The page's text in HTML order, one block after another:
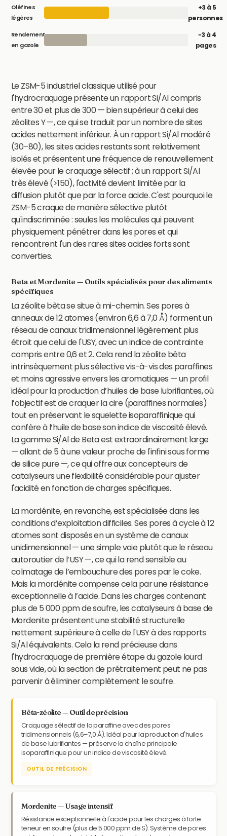
Oléfines
légères
+3 à 5
personnes
Rendement
en gazole
−3 à 4
pages
Le ZSM-5 industriel classique utilisé pour
l'hydrocraquage présente un rapport Si/Al compris
entre 30 et plus de 300 — bien supérieur à celui des
zéolites Y —, ce qui se traduit par un nombre de sites
acides nettement inférieur. À un rapport Si/Al modéré
(30–80), les sites acides restants sont relativement
isolés et présentent une fréquence de renouvellement
élevée pour le craquage sélectif ; à un rapport Si/Al
très élevé (>150), l'activité devient limitée par la
diffusion plutôt que par la force acide. C'est pourquoi le
ZSM-5 craque de manière sélective plutôt
qu'indiscriminée : seules les molécules qui peuvent
physiquement pénétrer dans les pores et qui
rencontrent l'un des rares sites acides forts sont
converties.
Beta et Mordenite — Outils spécialisés pour des aliments
spécifiques
La zéolite bêta se situe à mi-chemin. Ses pores à
anneaux de 12 atomes (environ 6,6 à 7,0 Å) forment un
réseau de canaux tridimensionnel légèrement plus
étroit que celui de l'USY, avec un indice de contrainte
compris entre 0,6 et 2. Cela rend la zéolite bêta
intrinsèquement plus sélective vis-à-vis des paraffines
et moins agressive envers les aromatiques — un profil
idéal pour la production d’huiles de base lubrifiantes, où
l’objectif est de craquer la cire (paraffines normales)
tout en préservant le squelette isoparaffinique qui
confère à l’huile de base son indice de viscosité élevé.
La gamme Si/Al de Beta est extraordinairement large
— allant de 5 à une valeur proche de l'infini sous forme
de silice pure —, ce qui offre aux concepteurs de
catalyseurs une flexibilité considérable pour ajuster
l'acidité en fonction de charges spécifiques.
La mordénite, en revanche, est spécialisée dans les
conditions d’exploitation difficiles. Ses pores à cycle à 12
atomes sont disposés en un système de canaux
unidimensionnel — une simple voie plutôt que le réseau
autoroutier de l’USY —, ce qui la rend sensible au
colmatage de l’embouchure des pores par le coke.
Mais la mordénite compense cela par une résistance
exceptionnelle à l’acide. Dans les charges contenant
plus de 5 000 ppm de soufre, les catalyseurs à base de
Mordenite présentent une stabilité structurelle
nettement supérieure à celle de l'USY à des rapports
Si/Al équivalents. Cela la rend précieuse dans
l'hydrocraquage de première étape du gazole lourd
sous vide, où la section de prétraitement peut ne pas
parvenir à éliminer complètement le soufre.
Bêta-zéolite — Outil de précision
Craquage sélectif de la paraffine avec des pores
tridimensionnels (6,6–7,0 Å). Idéal pour la production d'huiles
de base lubrifiantes — préserve la chaîne principale
isoparaffinique pour un indice de viscosité élevé.
OUTIL DE PRÉCISION
Mordenite — Usage intensif
Résistance exceptionnelle à l'acide pour les charges à forte
teneur en soufre (plus de 5 000 ppm de S). Système de pores